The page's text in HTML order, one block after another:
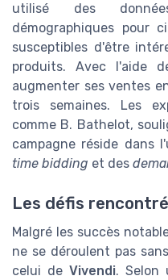
utilisé des
démographiques pour
susceptibles d'être
produits. Avec l'aide
augmenter ses ventes
trois semaines. Les
comme B. Bathelot,
campagne réside dans
time bidding et des
Les défis
Malgré les succès
ne se déroulent pas
celui de Vivendi. Selon